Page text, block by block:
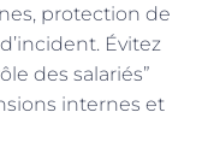
protection de
Évitez
des salariés”
internes et